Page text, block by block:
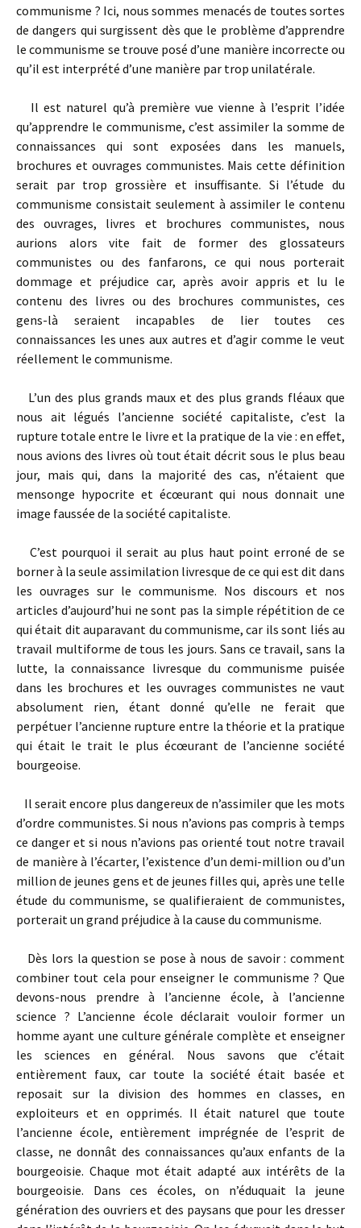
communisme ? Ici, nous sommes menacés de toutes sortes
de dangers qui surgissent dès que le problème d’apprendre
le communisme se trouve posé d’une manière incorrecte ou
qu’il est interprété d’une manière par trop unilatérale.
Il est naturel qu’à première vue vienne à l’esprit l’idée
qu’apprendre le communisme, c’est assimiler la somme de
connaissances qui sont exposées dans les manuels,
brochures et ouvrages communistes. Mais cette définition
serait par trop grossière et insuffisante. Si l’étude du
communisme consistait seulement à assimiler le contenu
des ouvrages, livres et brochures communistes, nous
aurions alors vite fait de former des glossateurs
communistes ou des fanfarons, ce qui nous porterait
dommage et préjudice car, après avoir appris et lu le
contenu des livres ou des brochures communistes, ces
gens-là seraient incapables de lier toutes ces
connaissances les unes aux autres et d’agir comme le veut
réellement le communisme.
L’un des plus grands maux et des plus grands fléaux que
nous ait légués l’ancienne société capitaliste, c’est la
rupture totale entre le livre et la pratique de la vie : en effet,
nous avions des livres où tout était décrit sous le plus beau
jour, mais qui, dans la majorité des cas, n’étaient que
mensonge hypocrite et écœurant qui nous donnait une
image faussée de la société capitaliste.
C’est pourquoi il serait au plus haut point erroné de se
borner à la seule assimilation livresque de ce qui est dit dans
les ouvrages sur le communisme. Nos discours et nos
articles d’aujourd’hui ne sont pas la simple répétition de ce
qui était dit auparavant du communisme, car ils sont liés au
travail multiforme de tous les jours. Sans ce travail, sans la
lutte, la connaissance livresque du communisme puisée
dans les brochures et les ouvrages communistes ne vaut
absolument rien, étant donné qu’elle ne ferait que
perpétuer l’ancienne rupture entre la théorie et la pratique
qui était le trait le plus écœurant de l’ancienne société
bourgeoise.
Il serait encore plus dangereux de n’assimiler que les mots
d’ordre communistes. Si nous n’avions pas compris à temps
ce danger et si nous n’avions pas orienté tout notre travail
de manière à l’écarter, l’existence d’un demi-million ou d’un
million de jeunes gens et de jeunes filles qui, après une telle
étude du communisme, se qualifieraient de communistes,
porterait un grand préjudice à la cause du communisme.
Dès lors la question se pose à nous de savoir : comment
combiner tout cela pour enseigner le communisme ? Que
devons-nous prendre à l’ancienne école, à l’ancienne
science ? L’ancienne école déclarait vouloir former un
homme ayant une culture générale complète et enseigner
les sciences en général. Nous savons que c’était
entièrement faux, car toute la société était basée et
reposait sur la division des hommes en classes, en
exploiteurs et en opprimés. Il était naturel que toute
l’ancienne école, entièrement imprégnée de l’esprit de
classe, ne donnât des connaissances qu’aux enfants de la
bourgeoisie. Chaque mot était adapté aux intérêts de la
bourgeoisie. Dans ces écoles, on n’éduquait la jeune
génération des ouvriers et des paysans que pour les dresser